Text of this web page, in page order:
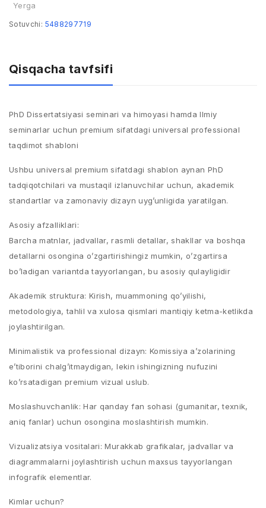
Yerga
Sotuvchi: 5488297719
Qisqacha tavfsifi
PhD Dissertatsiyasi seminari va himoyasi hamda Ilmiy
seminarlar uchun premium sifatdagi universal professional
taqdimot shabloni
Ushbu universal premium sifatdagi shablon aynan PhD
tadqiqotchilari va mustaqil izlanuvchilar uchun, akademik
standartlar va zamonaviy dizayn uyg’unligida yaratilgan.
Asosiy afzalliklari:
Barcha matnlar, jadvallar, rasmli detallar, shakllar va boshqa
detallarni osongina o’zgartirishingiz mumkin, o’zgartirsa
bo’ladigan variantda tayyorlangan, bu asosiy qulayligidir
Akademik struktura: Kirish, muammoning qo’yilishi,
metodologiya, tahlil va xulosa qismlari mantiqiy ketma-ketlikda
joylashtirilgan.
Minimalistik va professional dizayn: Komissiya a’zolarining
e’tiborini chalg’itmaydigan, lekin ishingizning nufuzini
ko’rsatadigan premium vizual uslub.
Moslashuvchanlik: Har qanday fan sohasi (gumanitar, texnik,
aniq fanlar) uchun osongina moslashtirish mumkin.
Vizualizatsiya vositalari: Murakkab grafikalar, jadvallar va
diagrammalarni joylashtirish uchun maxsus tayyorlangan
infografik elementlar.
Kimlar uchun?